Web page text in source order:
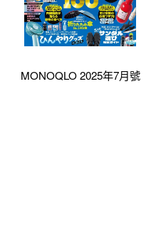
MONOQLO 2025年7月號